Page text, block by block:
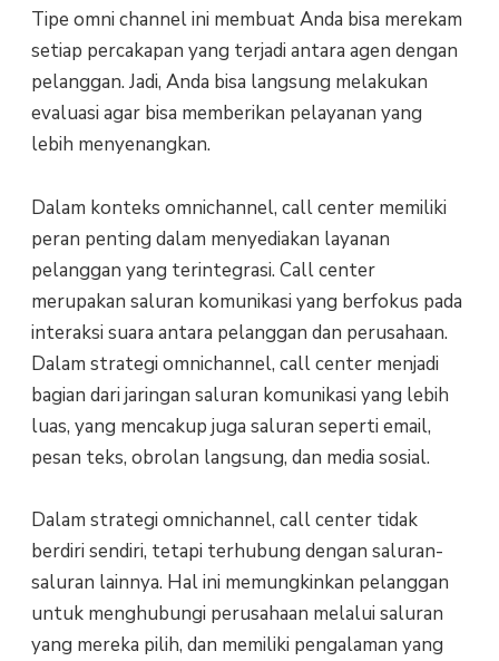
Tipe omni channel ini membuat Anda bisa merekam
setiap percakapan yang terjadi antara agen dengan
pelanggan. Jadi, Anda bisa langsung melakukan
evaluasi agar bisa memberikan pelayanan yang
lebih menyenangkan.
Dalam konteks omnichannel, call center memiliki
peran penting dalam menyediakan layanan
pelanggan yang terintegrasi. Call center
merupakan saluran komunikasi yang berfokus pada
interaksi suara antara pelanggan dan perusahaan.
Dalam strategi omnichannel, call center menjadi
bagian dari jaringan saluran komunikasi yang lebih
luas, yang mencakup juga saluran seperti email,
pesan teks, obrolan langsung, dan media sosial.
Dalam strategi omnichannel, call center tidak
berdiri sendiri, tetapi terhubung dengan saluran-
saluran lainnya. Hal ini memungkinkan pelanggan
untuk menghubungi perusahaan melalui saluran
yang mereka pilih, dan memiliki pengalaman yang